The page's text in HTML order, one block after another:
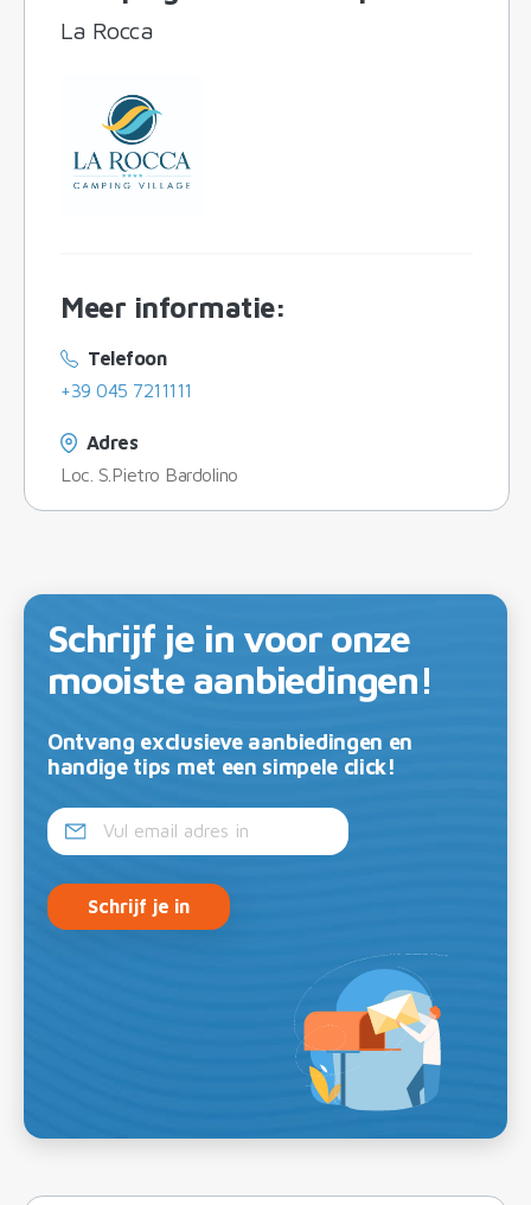
La Rocca
Meer informatie:
Telefoon
+39 045 7211111
Adres
Loc. S.Pietro Bardolino
Schrijf je in voor onze
mooiste aanbiedingen!
Ontvang exclusieve aanbiedingen en
handige tips met een simpele click!
Schrijf je in